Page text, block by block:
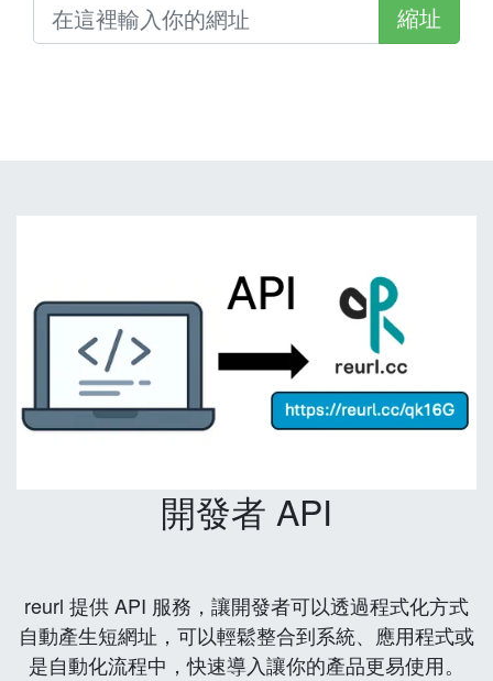
縮址
開發者 API
reurl 提供 API 服務，讓開發者可以透過程式化方式
自動產生短網址，可以輕鬆整合到系統、應用程式或
是自動化流程中，快速導入讓你的產品更易使用。